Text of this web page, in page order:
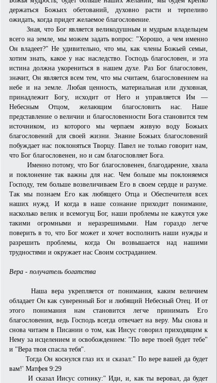
держаться Божьих обетований, духовно расти и терпеливо
ожидать, когда придет желаемое благословение.
Зная, что Бог является великодушным и мудрым владельцем
всего на земле, мы можем задать вопрос: "Хорошо, а чем именно
Он владеет?" Не удивительно, что мы, как члены Божьей семьи,
хотим знать, какое у нас наследство. Господь благословен, и эта
истина должна укорениться в нашем духе. Раз Бог благословен,
значит, Он является всем тем, что мы считаем, благословением на
небе и на земле. Любая ценность, мате­риальная или духовная,
принадлежит Богу, исходит от Него и управляется Им —
Небесным Отцом, желающим благословить нас. Наше
представление о величии и благословенности Бога становится тем
источником, из которого мы черпаем живую воду Божьих
благословений для своей жизни. Знание Божьих благословений
побуждает нас поклоняться Творцу. Павел не только говорит нам,
что Бог благословенен, но и сам благословляет Бога.
Именно потому, что Бог благословенен, благодарение, хвала
и поклонение так важны для нас. Чем больше мы поклоняемся
Господу, тем больше возвеличиваем Его в своем сердце и разуме.
Так мы познаем Его как любящего Отца и Обеспечителя всех
наших нужд. И когда в наше сознание приходит понимание,
насколько велик и всемогущ Бог, наши проблемы не кажутся уже
такими огромными и неразрешимыми. Нам гораздо легче
поверить в то, что Бог может и хочет восполнить наши нужды и
разрешить проблемы, когда Он возвышается над нашими
трудностями и окружает нас Своим состраданием.
Вера - получатель богатства
Наша вера укрепляется от понимания, каким величием
обладает Он как суверенный Бог и любящий Небесный Отец. И от
этого понимания нам становится легче принимать Его
благословения, ведь Господь всегда отвечает на веру. Мы снова и
снова читаем в Писании о том, как Иисус говорил приходящим к
Нему за исцелением и освобождением: "По вере твоей будет тебе"
и "Вера твоя спасла тебя".
Тогда Он коснулся глаз их и сказал:" По вере вашей да будет
вам!' Матфея 9:29
И сказал Иисус сотнику:" Иди, и, как ты веровал, да будет